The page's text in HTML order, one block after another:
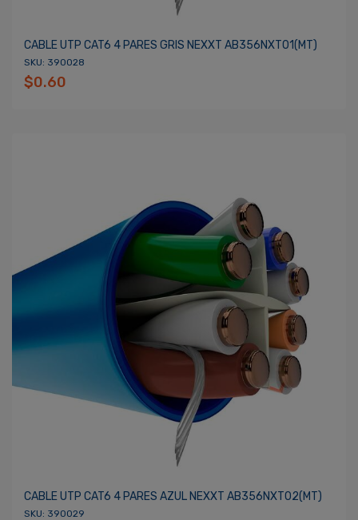
CABLE UTP CAT6 4 PARES GRIS NEXXT AB356NXT01(MT)
SKU: 390028
$0.60
CABLE UTP CAT6 4 PARES AZUL NEXXT AB356NXT02(MT)
SKU: 390029